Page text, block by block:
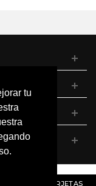
tu
Y TARJETAS